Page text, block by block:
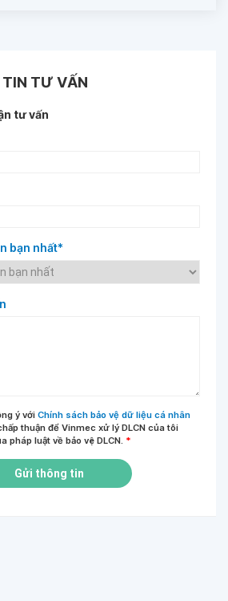
TƯ VẤN
tư vấn
bạn nhất*
ý với Chính sách bảo vệ dữ liệu cá nhân
thuận để Vinmec xử lý DLCN của tôi
pháp luật về bảo vệ DLCN. *
Gửi thông tin